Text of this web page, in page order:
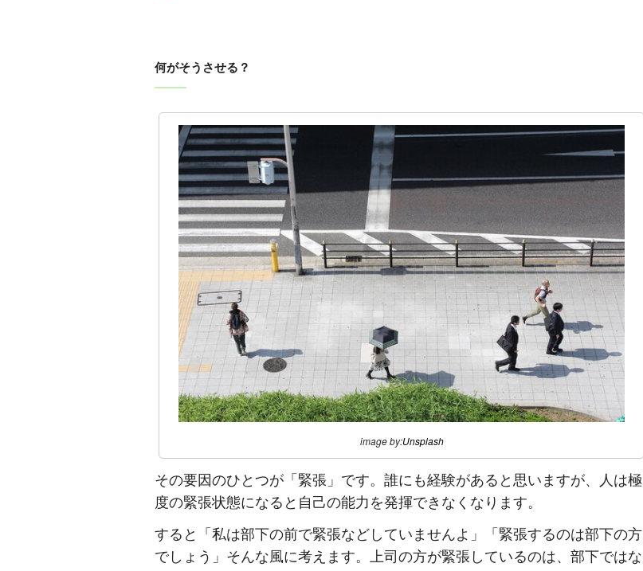
何がそうさせる？
image by:Unsplash
その要因のひとつが「緊張」です。誰にも経験があると思いますが、人は極
度の緊張状態になると自己の能力を発揮できなくなります。
すると「私は部下の前で緊張などしていませんよ」「緊張するのは部下の方
でしょう」そんな風に考えます。上司の方が緊張しているのは、部下ではな